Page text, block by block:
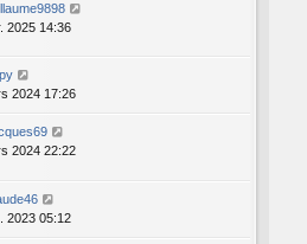
2025 14:36
2024 17:26
2024 22:22
2023 05:12